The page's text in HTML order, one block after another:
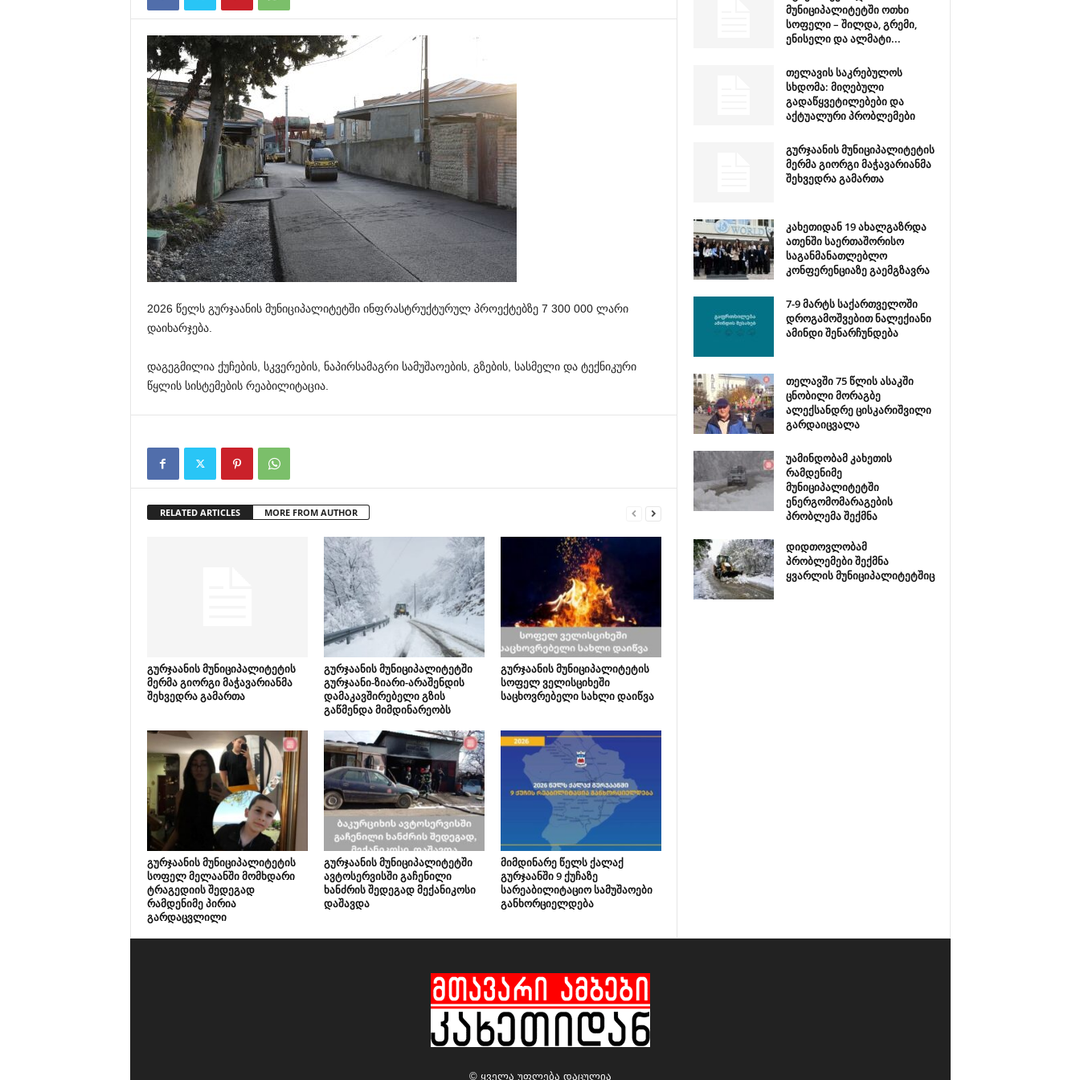
2026 წელს გურჯაანის მუნიციპალიტეტში ინფრასტრუქტურულ პროექტებზე 7 300 000 ლარი
დაიხარჯება.
დაგეგმილია ქუჩების, სკვერების, ნაპირსამაგრი სამუშაოების, გზების, სასმელი და ტექნიკური
წყლის სისტემების რეაბილიტაცია.
RELATED ARTICLES MORE FROM AUTHOR
გურჯაანის მუნიციპალიტეტის
მერმა გიორგი მაჭავარიანმა
შეხვედრა გამართა
გურჯაანის მუნიციპალიტეტში
გურჯაანი-ზიარი-არაშენდის
დამაკავშირებელი გზის
გაწმენდა მიმდინარეობს
გურჯაანის მუნიციპალიტეტის
სოფელ ველისციხეში
საცხოვრებელი სახლი დაიწვა
გურჯაანის მუნიციპალიტეტის
სოფელ მელაანში მომხდარი
ტრაგედიის შედეგად
რამდენიმე პირია
გარდაცვლილი
გურჯაანის მუნიციპალიტეტში
ავტოსერვისში გაჩენილი
ხანძრის შედეგად მექანიკოსი
დაშავდა
მიმდინარე წელს ქალაქ
გურჯაანში 9 ქუჩაზე
სარეაბილიტაციო სამუშაოები
განხორციელდება
მუნიციპალიტეტში ოთხი
სოფელი – შილდა, გრემი,
ენისელი და ალმატი...
თელავის საკრებულოს
სხდომა: მიღებული
გადაწყვეტილებები და
აქტუალური პრობლემები
გურჯაანის მუნიციპალიტეტის
მერმა გიორგი მაჭავარიანმა
შეხვედრა გამართა
კახეთიდან 19 ახალგაზრდა
ათენში საერთაშორისო
საგანმანათლებლო
კონფერენციაზე გაემგზავრა
7-9 მარტს საქართველოში
დროგამოშვებით ნალექიანი
ამინდი შენარჩუნდება
თელავში 75 წლის ასაკში
ცნობილი მორაგბე
ალექსანდრე ცისკარიშვილი
გარდაიცვალა
უამინდობამ კახეთის
რამდენიმე
მუნიციპალიტეტში
ენერგომომარაგების
პრობლემა შექმნა
დიდთოვლობამ
პრობლემები შექმნა
ყვარლის მუნიციპალიტეტშიც
© ყველა უფლება დაცულია